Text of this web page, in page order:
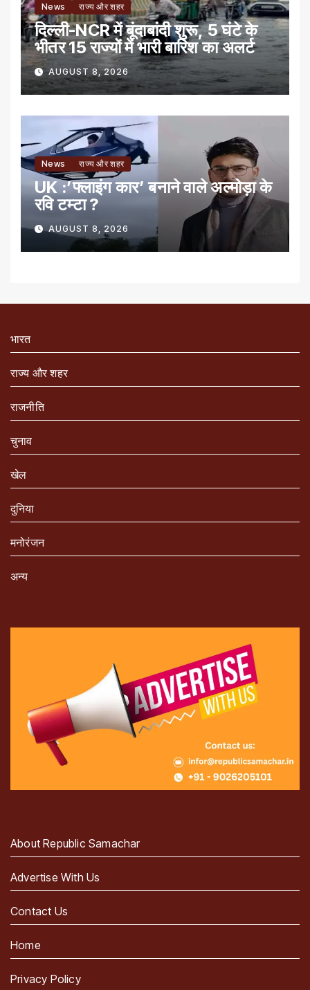
News राज्य और शहर
दिल्ली-NCR में बूंदाबांदी शुरू, 5 घंटे के
भीतर 15 राज्यों में भारी बारिश का अलर्ट
AUGUST 8, 2026
News राज्य और शहर
UK :’फ्लाइंग कार’ बनाने वाले अल्मोड़ा के
रवि टम्टा ?
AUGUST 8, 2026
भारत
राज्य और शहर
राजनीति
चुनाव
खेल
दुनिया
मनोरंजन
अन्य
About Republic Samachar
Advertise With Us
Contact Us
Home
Privacy Policy